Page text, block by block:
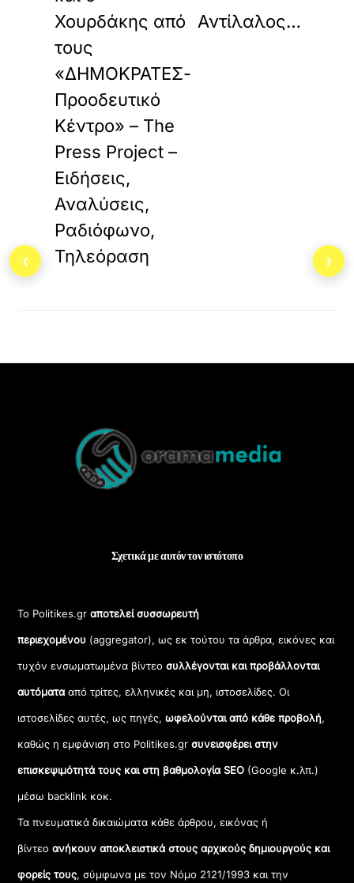
Χουρδάκης από
τους
«ΔΗΜΟΚΡΑΤΕΣ-
Προοδευτικό
Κέντρο» – The
Press Project –
Ειδήσεις,
Αναλύσεις,
Ραδιόφωνο,
Τηλεόραση
Αντίλαλος…
Top
Σχετικά με αυτόν τον ιστότοπο
Το Politikes.grαποτελεί συσσωρευτή
περιεχομένου (aggregator), ως εκ τούτου τα άρθρα, εικόνες και
τυχόν ενσωματωμένα βίντεοσυλλέγονται και προβάλλονται
αυτόματααπό τρίτες, ελληνικές και μη, ιστοσελίδες. Οι
ιστοσελίδες αυτές, ως πηγές,ωφελούνται από κάθε προβολή,
καθώς η εμφάνιση στο Politikes.gr συνεισφέρει στην
επισκεψιμότητά τους και στη βαθμολογία SEO (Google κ.λπ.)
μέσω backlink κοκ.
Τα πνευματικά δικαιώματα κάθε άρθρου, εικόνας ή
βίντεοανήκουν αποκλειστικά στους αρχικούς δημιουργούς και
φορείς τους, σύμφωνα με τον Νόμο 2121/1993 και την
‹ ›